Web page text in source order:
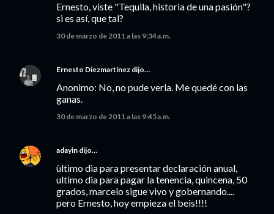
Ernesto, viste "Tequila, historia de una pasión"?
si es así, que tal?
30 de marzo de 2011 a las 9:34 a.m.
Ernesto Diezmartínez dijo…
Anonimo: No, no pude verla. Me quedé con las
ganas.
30 de marzo de 2011 a las 9:45 a.m.
adayin dijo…
ùltimo dìa para presentar declaración anual,
ultimo dia para pagar la tenencia, quincena, 50
grados, marcelo sigue vivo y gobernando....
pero Ernesto, hoy empieza el beis!!!!